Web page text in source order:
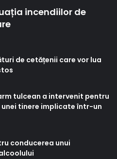
incendiilor de
de cetățenii care vor lua
tulcean a intervenit pentru
tinere implicate într-un
conducerea unui